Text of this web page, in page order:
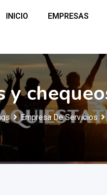
INICIO EMPRESAS
y
Empresa De Servicios